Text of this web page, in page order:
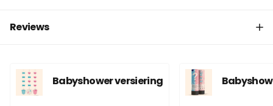
Reviews
Babyshower versiering